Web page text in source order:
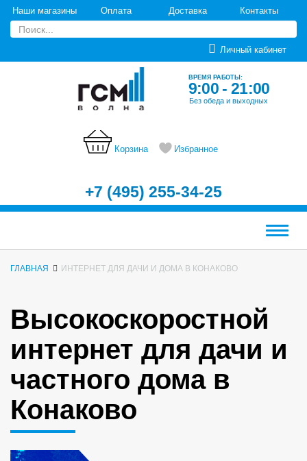
Наши магазины Оплата Доставка Контакты
Личный кабинет
ВРЕМЯ РАБОТЫ:
9:00 - 21:00
Без обеда и выходных
Корзина Избранное
+7 (495) 255-34-25
Меню
ГЛАВНАЯ ИНТЕРНЕТ ДЛЯ ДАЧИ И ДОМА В КОНАКОВО
Высокоскоростной
интернет для дачи и
частного дома в
Конаково